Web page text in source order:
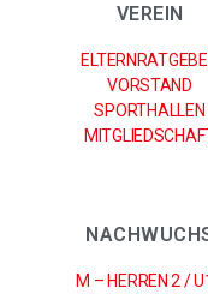
VEREIN
VORSTAND
SPORTHALLEN
M – HERREN 2 /